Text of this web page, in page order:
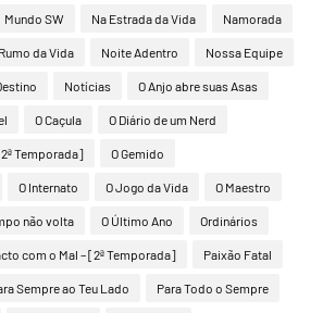
Mundo SW Na Estrada da Vida Namorada
da Vida Noite Adentro Nossa Equipe
Notícias O Anjo abre suas Asas
O Caçula O Diário de um Nerd
Temporada] O Gemido
O Internato O Jogo da Vida O Maestro
não volta O Último Ano Ordinários
com o Mal – [2ª Temporada] Paixão Fatal
Sempre ao Teu Lado Para Todo o Sempre